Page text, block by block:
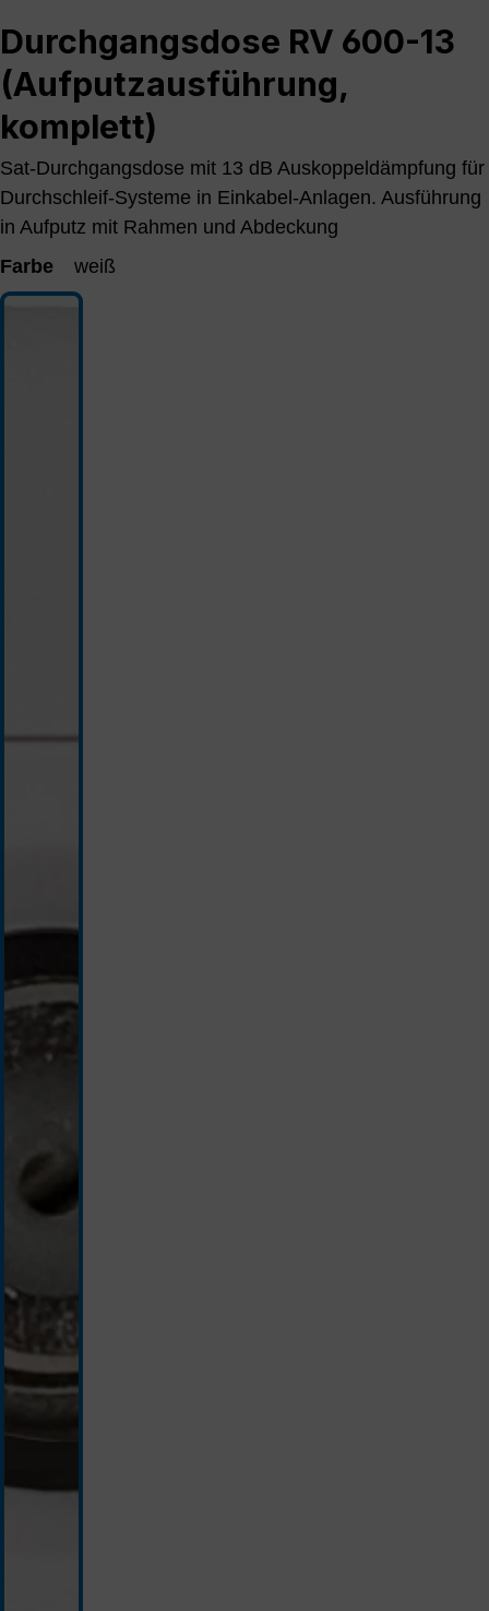
Durchgangsdose RV 600-13
(Aufputzausführung,
komplett)
Sat-Durchgangsdose mit 13 dB Auskoppeldämpfung für
Durchschleif-Systeme in Einkabel-Anlagen. Ausführung
in Aufputz mit Rahmen und Abdeckung
Farbe
weiß